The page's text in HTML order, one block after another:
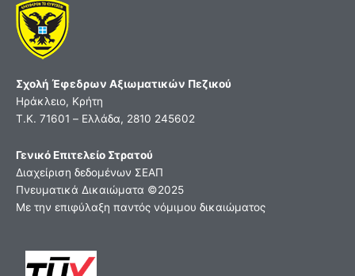
Σχολή Έφεδρων Αξιωματικών Πεζικού
Ηράκλειο, Κρήτη
Τ.Κ. 71601 – Ελλάδα, 2810 245602
Γενικό Επιτελείο Στρατού
Διαχείριση δεδομένων ΣΕΑΠ
Πνευματικά Δικαιώματα ©2025
Με την επιφύλαξη παντός νόμιμου δικαιώματος